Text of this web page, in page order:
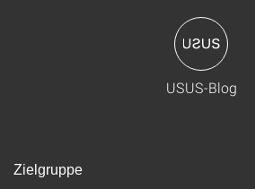
USUS-Blog
Zielgruppe